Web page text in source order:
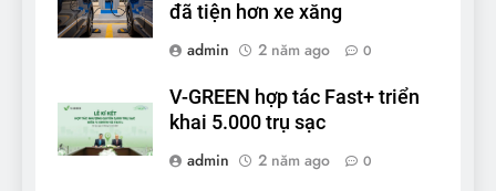
đã tiện hơn xe xăng
admin
2 năm ago 0
V-GREEN hợp tác Fast+ triển
khai 5.000 trụ sạc
admin
2 năm ago 0